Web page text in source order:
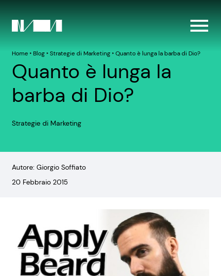
Home‣ Blog‣Strategie di Marketing‣Quanto è lunga la barba di Dio?
Quanto è lunga la
barba di Dio?
Strategie di Marketing
Autore: Giorgio Soffiato
20 Febbraio 2015